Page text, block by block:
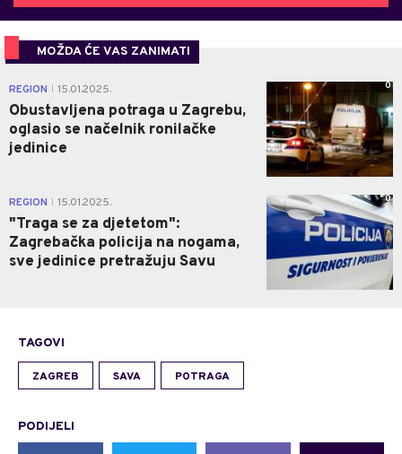
MOŽDA ĆE VAS ZANIMATI
REGION 15.01.2025.
Obustavljena potraga u Zagrebu,
oglasio se načelnik ronilačke
jedinice
0
REGION 15.01.2025.
"Traga se za djetetom":
Zagrebačka policija na nogama,
sve jedinice pretražuju Savu
0
TAGOVI
ZAGREB SAVA POTRAGA
PODIJELI